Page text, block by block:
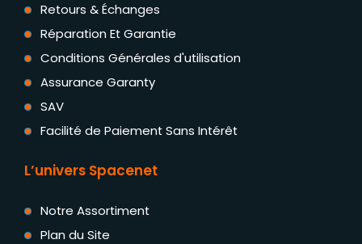
Retours & Échanges
Réparation Et Garantie
Conditions Générales d'utilisation
Assurance Garanty
SAV
Facilité de Paiement Sans Intérêt
L’univers Spacenet
Notre Assortiment
Plan du Site